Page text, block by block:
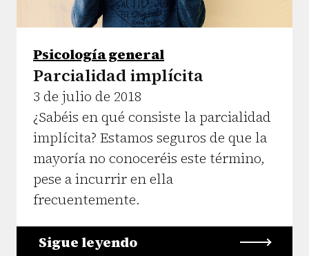
Psicología general
Parcialidad implícita
3 de julio de 2018
¿Sabéis en qué consiste la parcialidad
implícita? Estamos seguros de que la
mayoría no conoceréis este término,
pese a incurrir en ella
frecuentemente.
Sigue leyendo